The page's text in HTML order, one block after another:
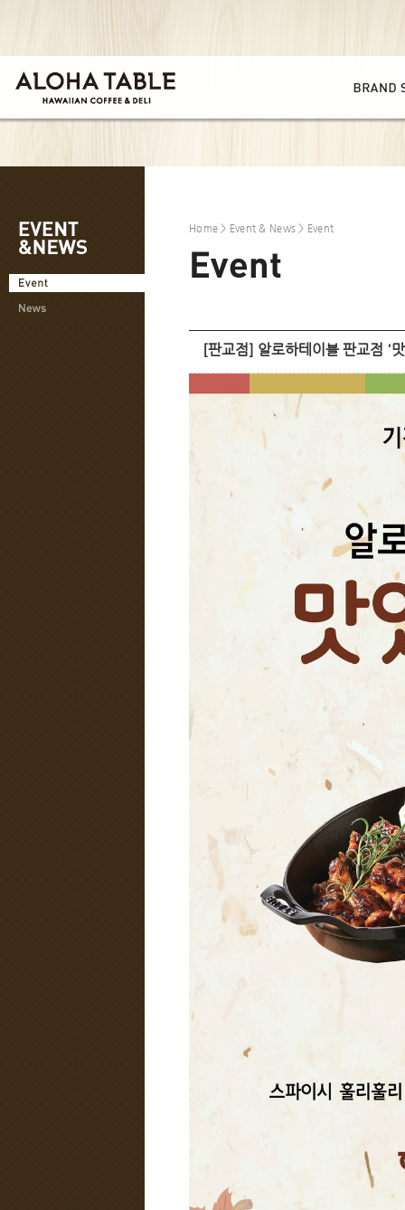
Home > Event & News > Event
[판교점] 알로하테이블 판교점 '